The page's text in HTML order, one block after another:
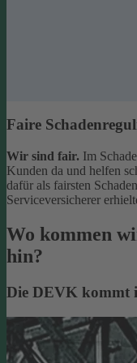
Faire
Wir sind fair. Im
Kunden da und helfen
dafür als fairsten
Serviceversicherer
Wo kommen
hin?
Die DEVK kommt